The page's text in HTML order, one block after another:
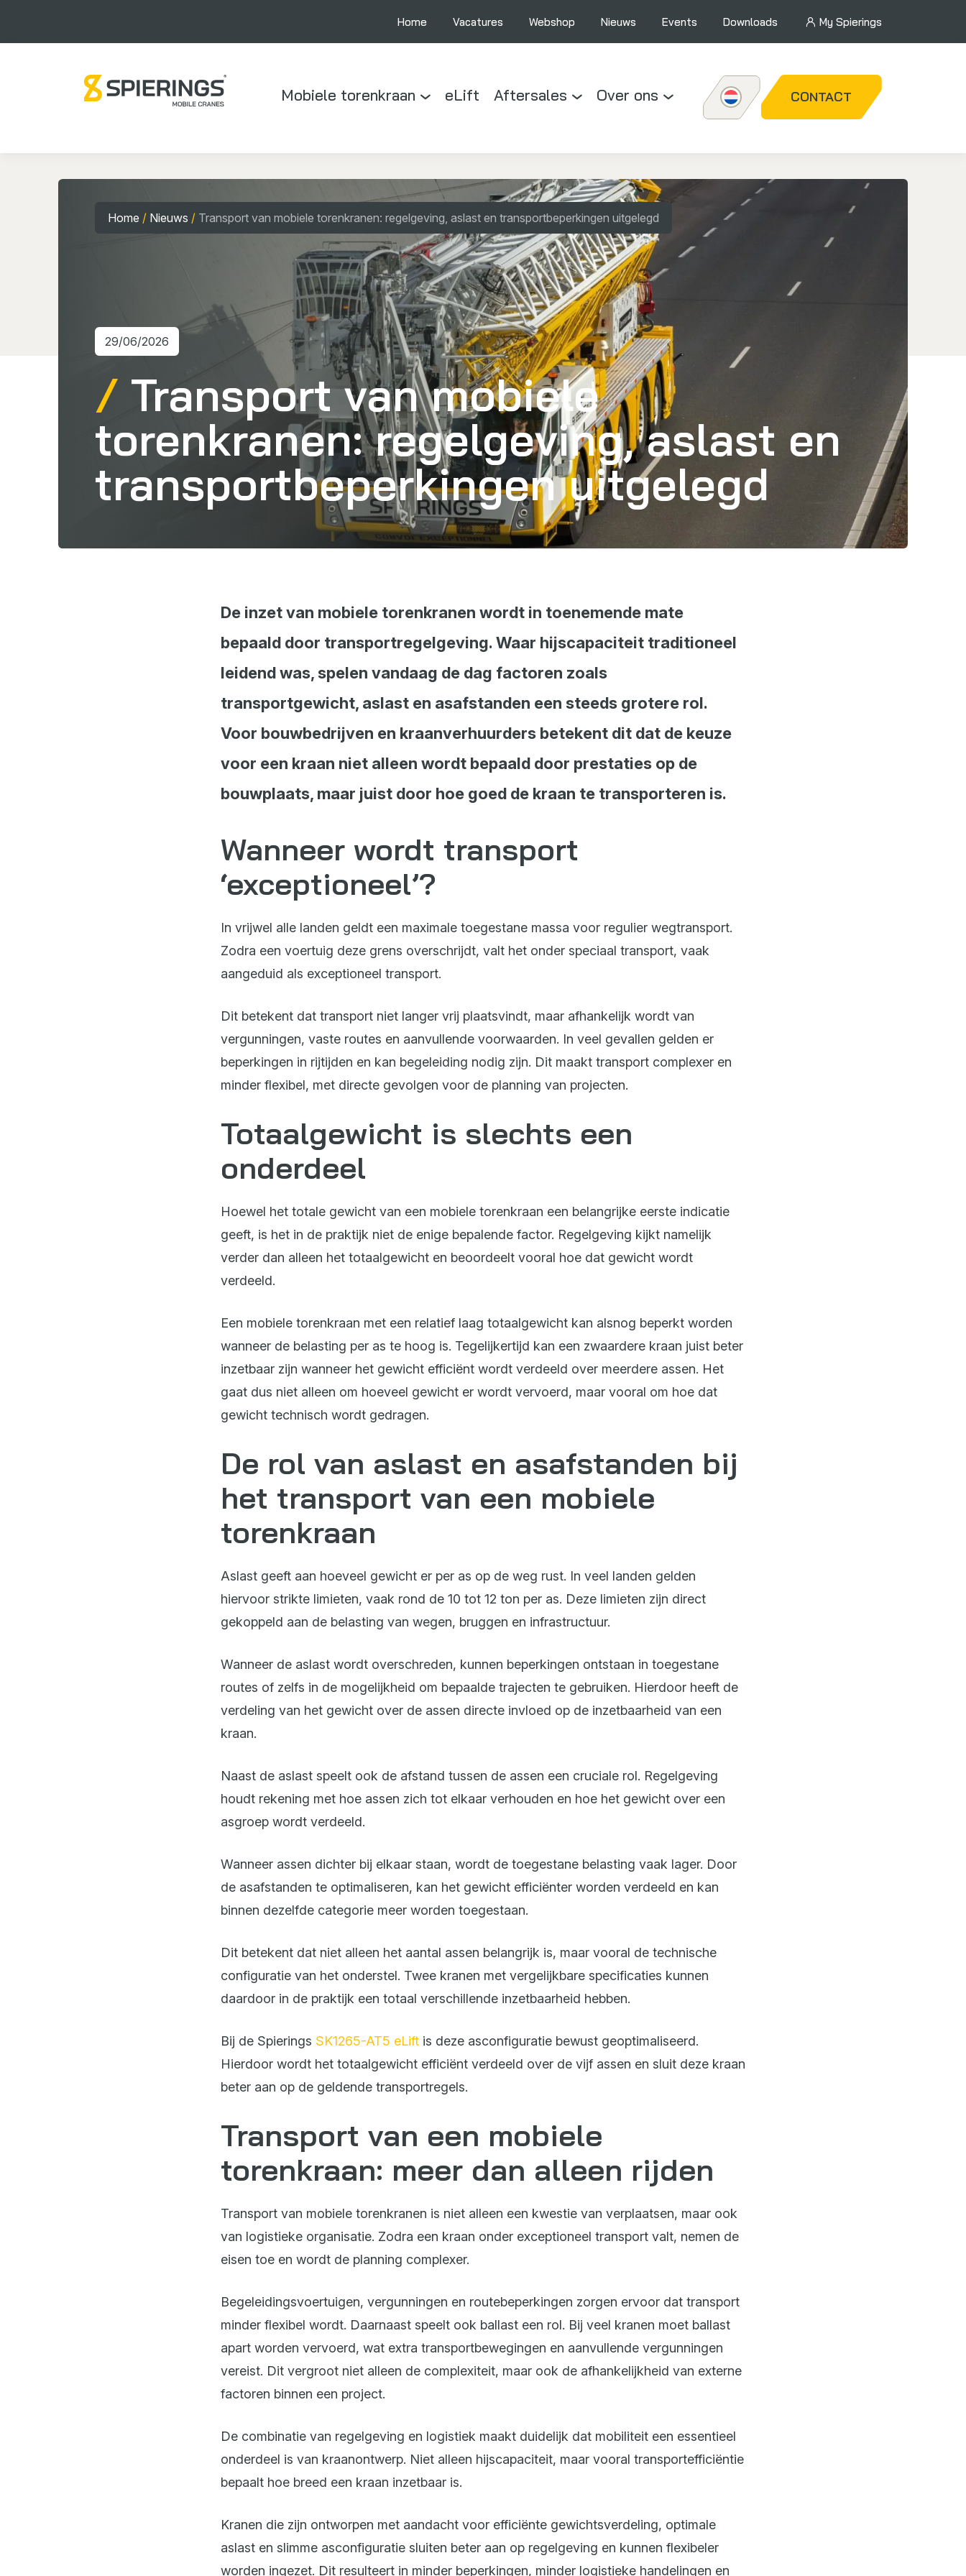
Home Vacatures Webshop Nieuws Events Downloads My Spierings
Mobiele torenkraan eLift Aftersales Over ons CONTACT
Home / Nieuws / Transport van mobiele torenkranen: regelgeving, aslast en transportbeperkingen uitgelegd
29/06/2026
Transport van mobiele
torenkranen: regelgeving, aslast en
transportbeperkingen uitgelegd
De inzet van mobiele torenkranen wordt in toenemende mate
bepaald door transportregelgeving. Waar hijscapaciteit traditioneel
leidend was, spelen vandaag de dag factoren zoals
transportgewicht, aslast en asafstanden een steeds grotere rol.
Voor bouwbedrijven en kraanverhuurders betekent dit dat de keuze
voor een kraan niet alleen wordt bepaald door prestaties op de
bouwplaats, maar juist door hoe goed de kraan te transporteren is.
Wanneer wordt transport
‘exceptioneel’?
In vrijwel alle landen geldt een maximale toegestane massa voor regulier wegtransport.
Zodra een voertuig deze grens overschrijdt, valt het onder speciaal transport, vaak
aangeduid als exceptioneel transport.
Dit betekent dat transport niet langer vrij plaatsvindt, maar afhankelijk wordt van
vergunningen, vaste routes en aanvullende voorwaarden. In veel gevallen gelden er
beperkingen in rijtijden en kan begeleiding nodig zijn. Dit maakt transport complexer en
minder flexibel, met directe gevolgen voor de planning van projecten.
Totaalgewicht is slechts een
onderdeel
Hoewel het totale gewicht van een mobiele torenkraan een belangrijke eerste indicatie
geeft, is het in de praktijk niet de enige bepalende factor. Regelgeving kijkt namelijk
verder dan alleen het totaalgewicht en beoordeelt vooral hoe dat gewicht wordt
verdeeld.
Een mobiele torenkraan met een relatief laag totaalgewicht kan alsnog beperkt worden
wanneer de belasting per as te hoog is. Tegelijkertijd kan een zwaardere kraan juist beter
inzetbaar zijn wanneer het gewicht efficiënt wordt verdeeld over meerdere assen. Het
gaat dus niet alleen om hoeveel gewicht er wordt vervoerd, maar vooral om hoe dat
gewicht technisch wordt gedragen.
De rol van aslast en asafstanden bij
het transport van een mobiele
torenkraan
Aslast geeft aan hoeveel gewicht er per as op de weg rust. In veel landen gelden
hiervoor strikte limieten, vaak rond de 10 tot 12 ton per as. Deze limieten zijn direct
gekoppeld aan de belasting van wegen, bruggen en infrastructuur.
Wanneer de aslast wordt overschreden, kunnen beperkingen ontstaan in toegestane
routes of zelfs in de mogelijkheid om bepaalde trajecten te gebruiken. Hierdoor heeft de
verdeling van het gewicht over de assen directe invloed op de inzetbaarheid van een
kraan.
Naast de aslast speelt ook de afstand tussen de assen een cruciale rol. Regelgeving
houdt rekening met hoe assen zich tot elkaar verhouden en hoe het gewicht over een
asgroep wordt verdeeld.
Wanneer assen dichter bij elkaar staan, wordt de toegestane belasting vaak lager. Door
de asafstanden te optimaliseren, kan het gewicht efficiënter worden verdeeld en kan
binnen dezelfde categorie meer worden toegestaan.
Dit betekent dat niet alleen het aantal assen belangrijk is, maar vooral de technische
configuratie van het onderstel. Twee kranen met vergelijkbare specificaties kunnen
daardoor in de praktijk een totaal verschillende inzetbaarheid hebben.
Bij de Spierings SK1265-AT5 eLift is deze asconfiguratie bewust geoptimaliseerd.
Hierdoor wordt het totaalgewicht efficiënt verdeeld over de vijf assen en sluit deze kraan
beter aan op de geldende transportregels.
Transport van een mobiele
torenkraan: meer dan alleen rijden
Transport van mobiele torenkranen is niet alleen een kwestie van verplaatsen, maar ook
van logistieke organisatie. Zodra een kraan onder exceptioneel transport valt, nemen de
eisen toe en wordt de planning complexer.
Begeleidingsvoertuigen, vergunningen en routebeperkingen zorgen ervoor dat transport
minder flexibel wordt. Daarnaast speelt ook ballast een rol. Bij veel kranen moet ballast
apart worden vervoerd, wat extra transportbewegingen en aanvullende vergunningen
vereist. Dit vergroot niet alleen de complexiteit, maar ook de afhankelijkheid van externe
factoren binnen een project.
De combinatie van regelgeving en logistiek maakt duidelijk dat mobiliteit een essentieel
onderdeel is van kraanontwerp. Niet alleen hijscapaciteit, maar vooral transportefficiëntie
bepaalt hoe breed een kraan inzetbaar is.
Kranen die zijn ontworpen met aandacht voor efficiënte gewichtsverdeling, optimale
aslast en slimme asconfiguratie sluiten beter aan op regelgeving en kunnen flexibeler
worden ingezet. Dit resulteert in minder beperkingen, minder logistieke handelingen en